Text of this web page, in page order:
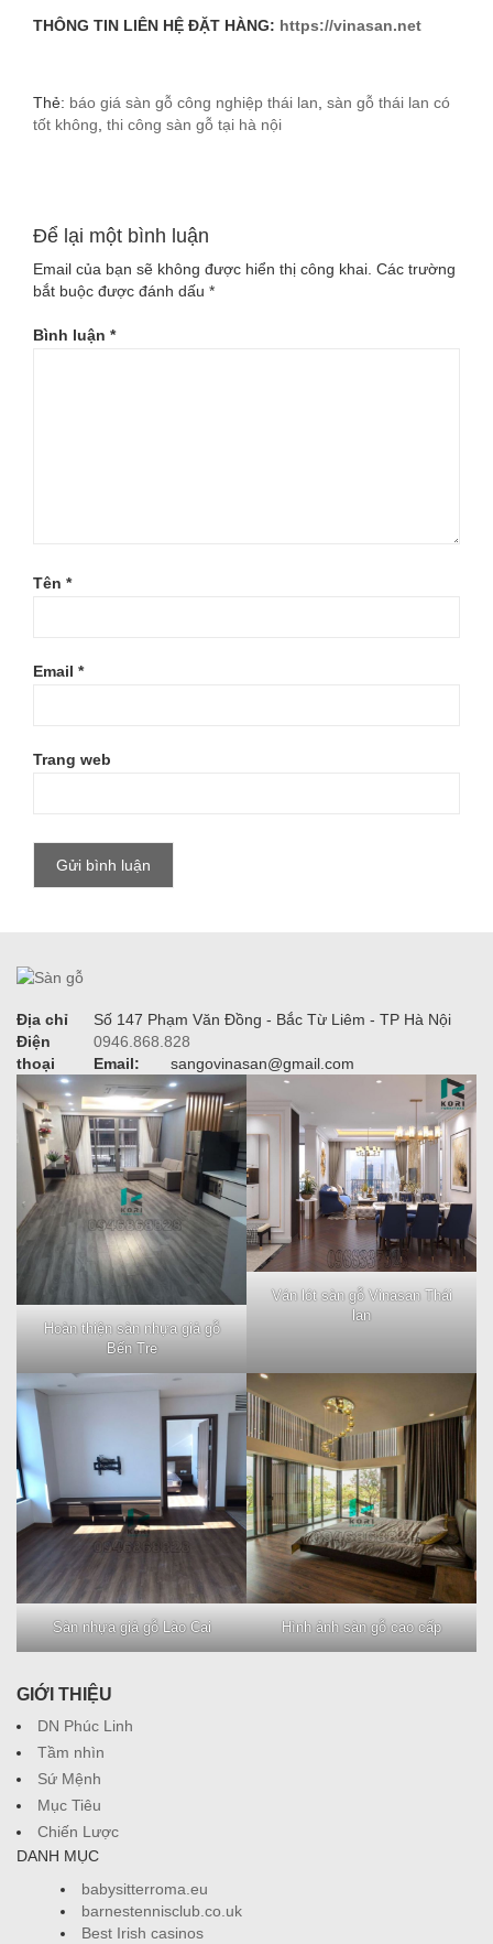
THÔNG TIN LIÊN HỆ ĐẶT HÀNG: https://vinasan.net
Thẻ: báo giá sàn gỗ công nghiệp thái lan sàn gỗ thái lan có
tốt không thi công sàn gỗ tại hà nội
Để lại một bình luận
Email của bạn sẽ không được hiển thị công khai. Các trường
bắt buộc được đánh dấu *
Bình luận *
Tên *
Email *
Trang web
Địa chỉ
Số 147 Phạm Văn Đồng - Bắc Từ Liêm - TP Hà Nội
Điện
thoại
0946.868.828
Email:
sangovinasan@gmail.com
Hoàn thiện sàn nhựa giả gỗ
Bến Tre
Ván lót sàn gỗ Vinasan Thái
lan
Sàn nhựa giả gỗ Lào Cai Hình ảnh sàn gỗ cao cấp
GIỚI THIỆU
DN Phúc Linh
Tầm nhìn
Sứ Mệnh
Mục Tiêu
Chiến Lược
DANH MỤC
babysitterroma.eu
barnestennisclub.co.uk
Best Irish casinos